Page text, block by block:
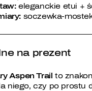
eleganckie etui +
soczewka-
na prezent
Aspen Trail
to
niego, czy po prostu